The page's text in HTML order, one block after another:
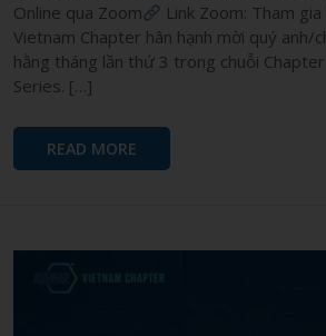
Online qua Zoom
Link Zoom: Tham
Vietnam Chapter hân hạnh mời quý anh/
hằng tháng lần thứ 3 trong chuỗi
Series. […]
READ MORE